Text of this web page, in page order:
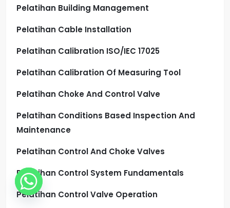
Pelatihan Building Management
Pelatihan Cable Installation
Pelatihan Calibration ISO/IEC 17025
Pelatihan Calibration Of Measuring Tool
Pelatihan Choke And Control Valve
Pelatihan Conditions Based Inspection And
Maintenance
Pelatihan Control And Choke Valves
Pelatihan Control System Fundamentals
Pelatihan Control Valve Operation